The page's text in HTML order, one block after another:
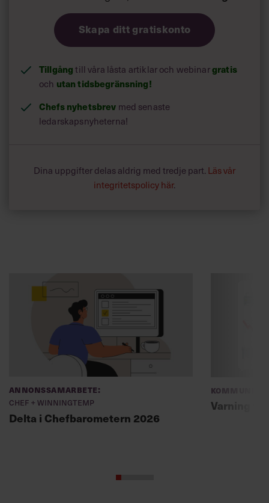
Skapa ditt gratiskonto
Tillgångtill våra låsta artiklar och webinargratis
och utan tidsbegränsning!
Chefs nyhetsbrev med senaste
ledarskapsnyheterna!
Dina uppgifter delas aldrig med tredje part. Läs vår
integritetspolicy här.
Annonssamarbete:
Chef + Winningtemp
Delta i Chefbarometern 2026
Varning